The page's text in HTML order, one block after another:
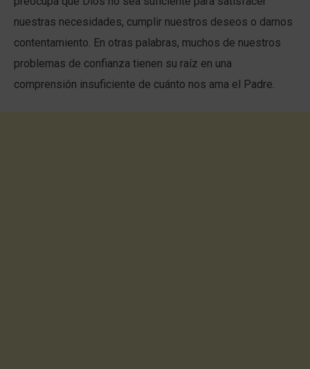
nuestras necesidades, cumplir nuestros deseos o darnos
contentamiento. En otras palabras, muchos de nuestros
problemas de confianza tienen su raíz en una
comprensión insuficiente de cuánto nos ama el Padre.